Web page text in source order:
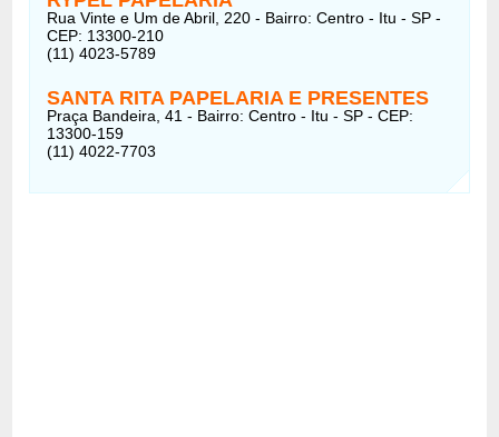
Rua Vinte e Um de Abril, 220 - Bairro: Centro - Itu - SP -
CEP: 13300-210
(11) 4023-5789
SANTA RITA PAPELARIA E PRESENTES
Praça Bandeira, 41 - Bairro: Centro - Itu - SP - CEP:
13300-159
(11) 4022-7703